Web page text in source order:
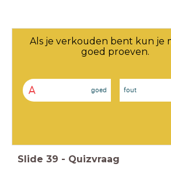
Als je verkouden bent kun je
goed proeven.
A goed fout
Slide 39 - Quizvraag